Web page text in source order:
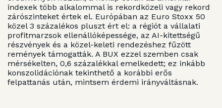
indexek több alkalommal is rekordközeli vagy rekord
zárószinteket értek el. Európában az Euro Stoxx 50
közel 3 százalékos pluszt ért el: a régiót a vállalati
profitmarzsok ellenállóképessége, az AI-kitettségű
részvények és a közel-keleti rendezéshez fűzött
remények támogatták. A BUX ezzel szemben csak
mérsékelten, 0,6 százalékkal emelkedett; ez inkább
konszolidációnak tekinthető a korábbi erős
felpattanás után, mintsem érdemi irányváltásnak.